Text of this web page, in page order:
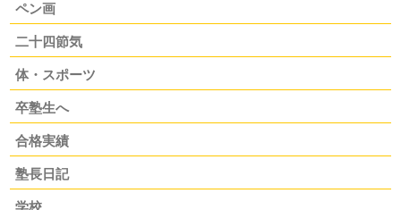
ペン画
二十四節気
体・スポーツ
卒塾生へ
合格実績
塾長日記